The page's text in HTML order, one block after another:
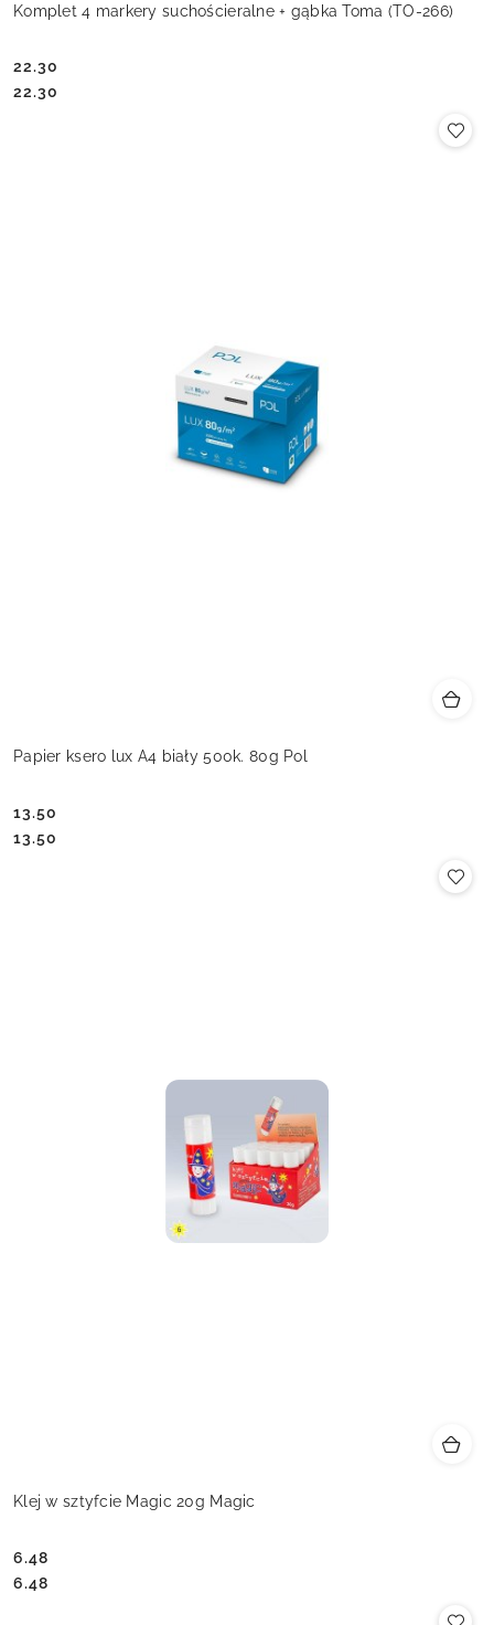
Komplet 4 markery suchościeralne + gąbka Toma (TO-266)
Cena:
22.30
Cena:
22.30
Papier ksero lux A4 biały 500k. 80g Pol
Cena:
13.50
Cena:
13.50
Klej w sztyfcie Magic 20g Magic
Cena:
6.48
Cena:
6.48